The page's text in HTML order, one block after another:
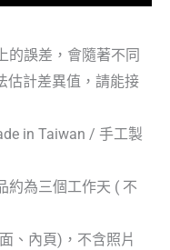
的誤差，會隨著不同
估計差異值，請能接
in Taiwan / 手工製
約為三個工作天 ( 不
、內頁)，不含照片